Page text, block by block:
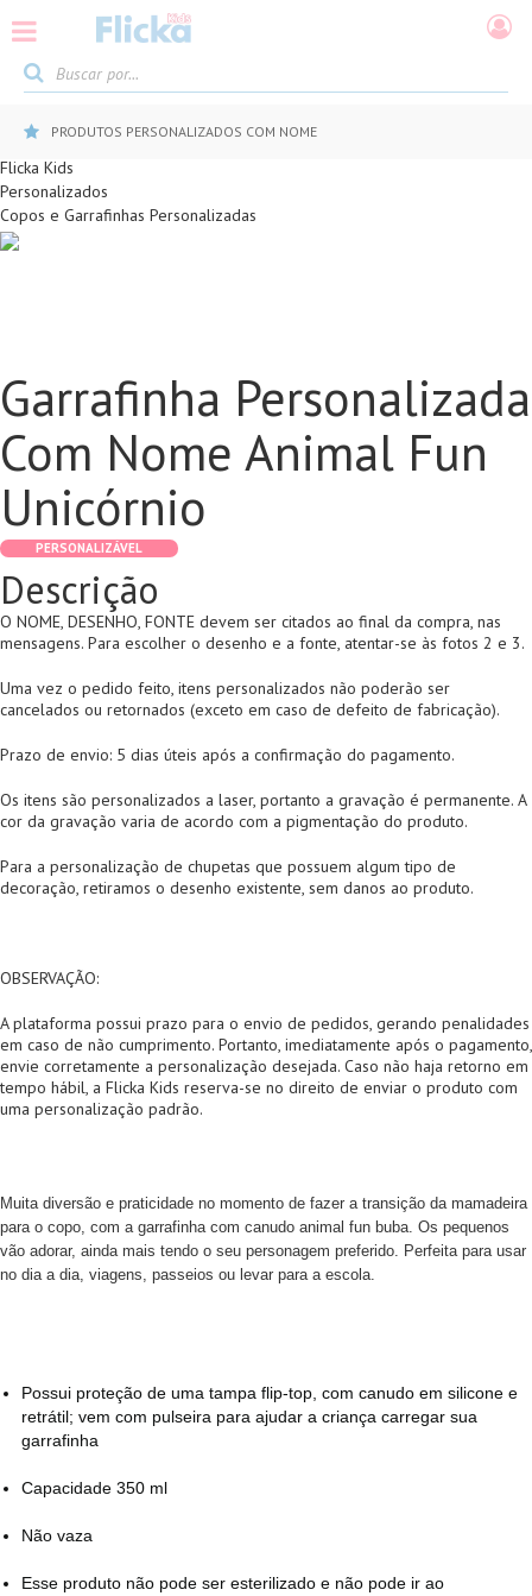
5% DE DESCONTO NO PIX
Flicka Kids
Personalizados
Copos e Garrafinhas Personalizadas
Garrafinha Personalizada
Com Nome Animal Fun
Unicórnio
PERSONALIZÁVEL
Descrição
O NOME, DESENHO, FONTE devem ser citados ao final da compra, nas
mensagens. Para escolher o desenho e a fonte, atentar-se às fotos 2 e 3.
Uma vez o pedido feito, itens personalizados não poderão ser
cancelados ou retornados (exceto em caso de defeito de fabricação).
Prazo de envio: 5 dias úteis após a confirmação do pagamento.
Os itens são personalizados a laser, portanto a gravação é permanente. A
cor da gravação varia de acordo com a pigmentação do produto.
Para a personalização de chupetas que possuem algum tipo de
decoração, retiramos o desenho existente, sem danos ao produto.
OBSERVAÇÃO:
A plataforma possui prazo para o envio de pedidos, gerando penalidades
em caso de não cumprimento. Portanto, imediatamente após o pagamento,
envie corretamente a personalização desejada. Caso não haja retorno em
tempo hábil, a Flicka Kids reserva-se no direito de enviar o produto com
uma personalização padrão.
Muita diversão e praticidade no momento de fazer a transição da mamadeira
para o copo, com a garrafinha com canudo animal fun buba. Os pequenos
vão adorar, ainda mais tendo o seu personagem preferido. Perfeita para usar
no dia a dia, viagens, passeios ou levar para a escola.
Possui proteção de uma tampa flip-top, com canudo em silicone e
retrátil; vem com pulseira para ajudar a criança carregar sua
garrafinha
Capacidade 350 ml
Não vaza
Esse produto não pode ser esterilizado e não pode ir ao